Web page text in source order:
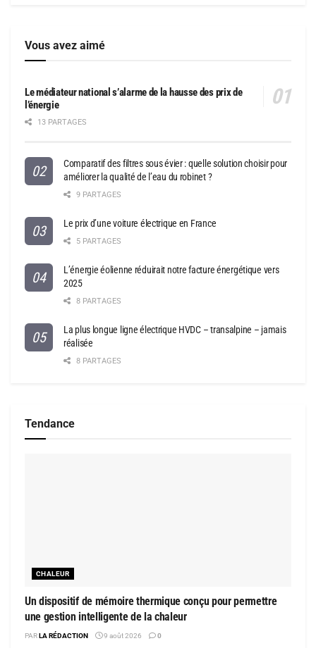
Vous avez aimé
Le médiateur national s’alarme de la hausse des prix de
l’énergie
13 PARTAGES
Comparatif des filtres sous évier : quelle solution choisir pour
améliorer la qualité de l’eau du robinet ?
9 PARTAGES
Le prix d’une voiture électrique en France
5 PARTAGES
L’énergie éolienne réduirait notre facture énergétique vers
2025
8 PARTAGES
La plus longue ligne électrique HVDC – transalpine – jamais
réalisée
8 PARTAGES
Tendance
CHALEUR
Un dispositif de mémoire thermique conçu pour permettre
une gestion intelligente de la chaleur
PARLA RÉDACTION 9 août 2026 0